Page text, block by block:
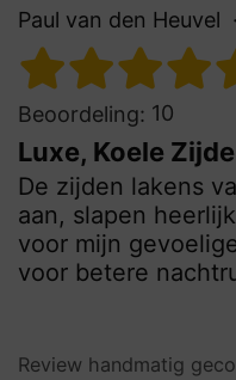
Paul van den Heuvel
Beoordeling: 10
Luxe, Koele
De zijden lakens
aan, slapen
voor mijn
voor betere
Review handmatig